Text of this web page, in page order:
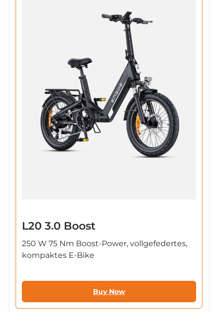
L20 3.0 Boost
250 W 75 Nm Boost-Power, vollgefedertes,
kompaktes E-Bike
Buy Now